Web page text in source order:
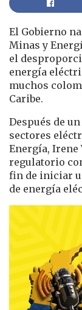
El Gobierno
Minas y
el
energía
muchos
Caribe.
Después de
sectores
Energía, Irene
regulatorio
fin de iniciar
de energía